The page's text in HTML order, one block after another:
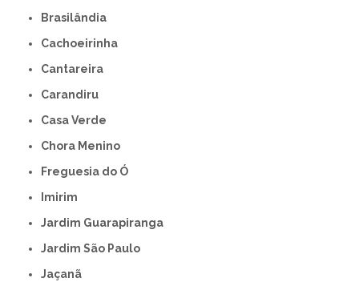
Brasilândia
Cachoeirinha
Cantareira
Carandiru
Casa Verde
Chora Menino
Freguesia do Ó
Imirim
Jardim Guarapiranga
Jardim São Paulo
Jaçanã